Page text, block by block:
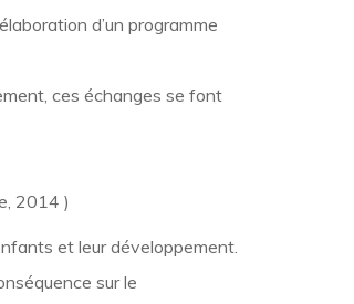
d’un programme
ces échanges se font
2014 )
et leur développement.
sur le